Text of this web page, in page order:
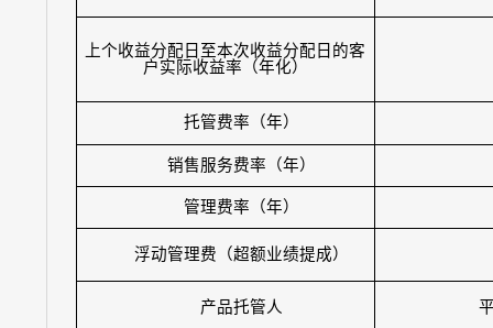
上个收益分配日至本次收益分配日的客
户实际收益率（年化）
托管费率（年）
销售服务费率（年）
管理费率（年）
浮动管理费（超额业绩提成）
产品托管人